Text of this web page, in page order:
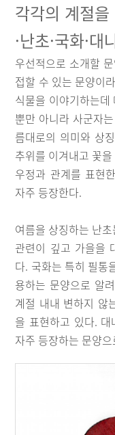
각각의 계절
·난초·국화·대
우선적으로 소개할
접할 수 있는 문양이
식물을 이야기하는
뿐만 아니라 사군자
름대로의 의미와 상
추위를 이겨내고 꽃
우정과 관계를 표현
자주 등장한다.
여름을 상징하는 난
관련이 깊고 가을을
다. 국화는 특히 필통
용하는 문양으로 알
계절 내내 변하지 않
을 표현하고 있다.
자주 등장하는 문양